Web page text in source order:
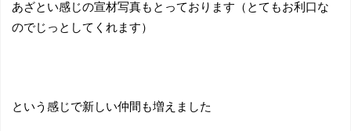
あざとい感じの宣材写真もとっております（とてもお利口な
のでじっとしてくれます）
という感じで新しい仲間も増えました